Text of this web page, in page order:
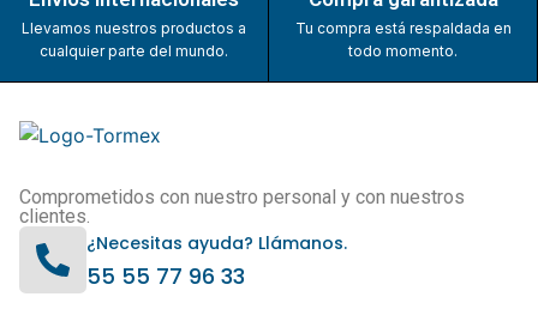
Llevamos nuestros productos a
cualquier parte del mundo.
Tu compra está respaldada en
todo momento.
Comprometidos con nuestro personal y con nuestros
clientes.
¿Necesitas ayuda? Llámanos.
55 55 77 96 33